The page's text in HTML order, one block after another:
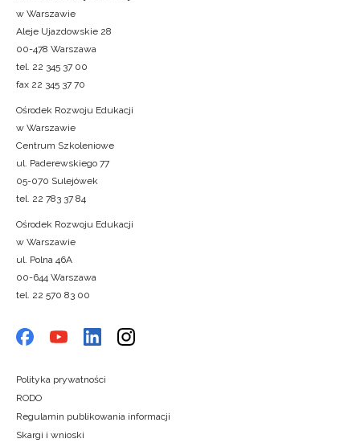
w Warszawie
Aleje Ujazdowskie 28
00-478 Warszawa
tel. 22 345 37 00
fax 22 345 37 70
Ośrodek Rozwoju Edukacji
w Warszawie
Centrum Szkoleniowe
ul. Paderewskiego 77
05-070 Sulejówek
tel. 22 783 37 84
Ośrodek Rozwoju Edukacji
w Warszawie
ul. Polna 46A
00-644 Warszawa
tel. 22 570 83 00
Polityka prywatności
RODO
Regulamin publikowania informacji
Skargi i wnioski